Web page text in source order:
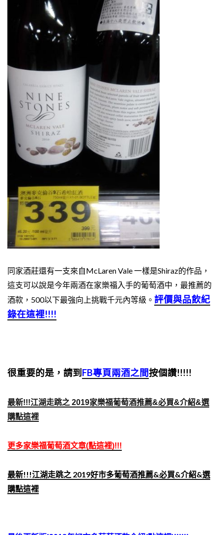
同家酒莊還有一支來自McLaren Vale 一樣是Shiraz的作品，
這支可以說是今年兩酒在家樂福入手的葡萄酒中，最推薦的
酒款，500以下最強向上挑戰千元內等級。 評價與品飲紀
錄在這裡!!!!
很重要的是，請到 FB專頁兩酒之間按個讚!!!!!
最新!!!江湖走跳之 2019家樂福葡萄酒推薦&必買&介紹&選
購點這裡
更多家樂福葡萄酒文章(點這裡)!!!
最新!!!江湖走跳之 2019好市多葡萄酒推薦&必買&介紹&選
購點這裡